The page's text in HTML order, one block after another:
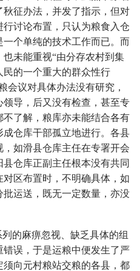
征办法，并发了指示，但对
讨论布置，只认为粮食入仓
个单纯的技术工作而已。而
未能重视“由分存农村到集
民的一个重大的群众性行
会议对具体办法没有研究，
导，后又没有检查，甚至专
了解，粮库亦未能结合各有
仓库干部孤立地进行。各县
如滑县仓库主任在专署开会
仓库正副主任根本没有共同
区布置时，不明确具体，如
运送，既无一定数量，亦没
的麻痹忽视、缺乏具体的组
误，于是运粮中便发生了严
向元村粮站交粮的各县，都